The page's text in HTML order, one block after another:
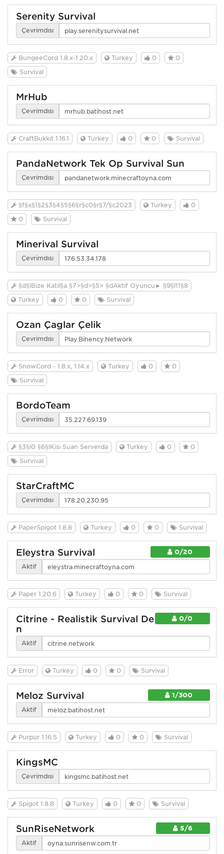
Serenity Survival
Çevrimdışı
BungeeCord 1.8.x-1.20.x Turkey 0
0
Survival
MrHub
Çevrimdışı
CraftBukkit 1.16.1 Turkey 0 0 Survival
PandaNetwork Tek Op Survival Sun
Çevrimdışı
§f§x§1§2§3§4§5§6§r§c0§r§7/§c2023 Turkey
0
0
Survival
Minerival Survival
Çevrimdışı
§d§lBize Katıl§a §7>§d>§5> §dAktif Oyuncu► §9§l11§8
Turkey
0 0 Survival
Ozan Çağlar Çelik
Çevrimdışı
SnowCord - 1.8.x, 1.14.x Turkey 0
0
Survival
BordoTeam
Çevrimdışı
§3§l0 §6§lKişi Şuan Serverda Turkey 0
0
Survival
StarCraftMC
Çevrimdışı
PaperSpigot 1.8.8 Turkey 0 0 Survival
0/20
Eleystra Survival
Aktif
Paper 1.20.6 Turkey 0 0 Survival
0/0
Citrine - Realistik Survival De
n
Aktif
Error Turkey 0 0 Survival
1/300
Meloz Survival
Aktif
Purpur 1.16.5 Turkey 0 0 Survival
KingsMC
Çevrimdışı
Spigot 1.8.8 Turkey 0 0 Survival
5/6
SunRiseNetwork
Aktif